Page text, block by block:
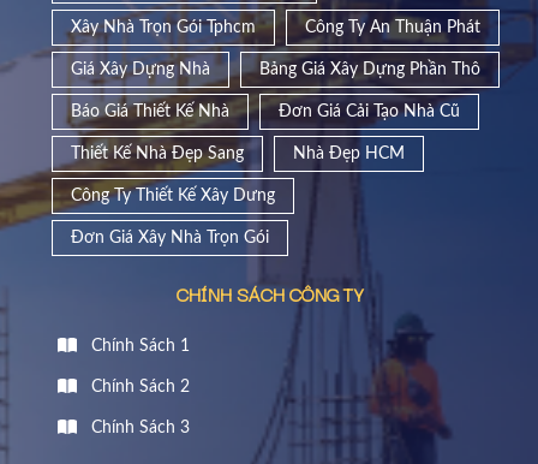
Xây Nhà Trọn Gói Tphcm Công Ty An Thuận Phát
Giá Xây Dựng Nhà Bảng Giá Xây Dựng Phần Thô
Báo Giá Thiết Kế Nhà Đơn Giá Cải Tạo Nhà Cũ
Thiết Kế Nhà Đẹp Sang Nhà Đẹp HCM
Công Ty Thiết Kế Xây Dưng
Đơn Giá Xây Nhà Trọn Gói
CHÍNH SÁCH CÔNG TY
Chính Sách 1
Chính Sách 2
Chính Sách 3